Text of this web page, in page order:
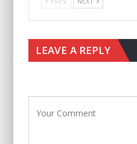
LEAVE A REPLY